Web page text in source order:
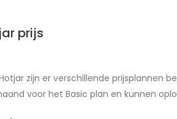
prijs
zijn er verschillende prijsplannen
voor het Basic plan en kunnen